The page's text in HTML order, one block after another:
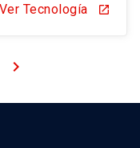
Ver Tecnología open_in_new
keyboard_arrow_right